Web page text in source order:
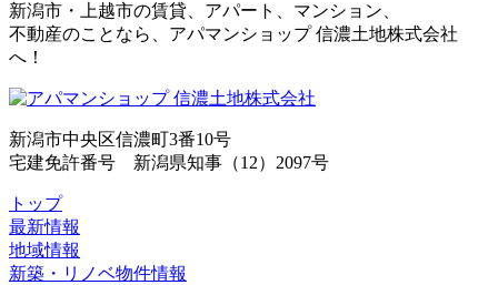
新潟市・上越市の賃貸、アパート、マンション、
不動産のことなら、アパマンショップ 信濃土地株式会社
へ！
新潟市中央区信濃町3番10号
宅建免許番号 新潟県知事（12）2097号
トップ
最新情報
地域情報
新築・リノベ物件情報